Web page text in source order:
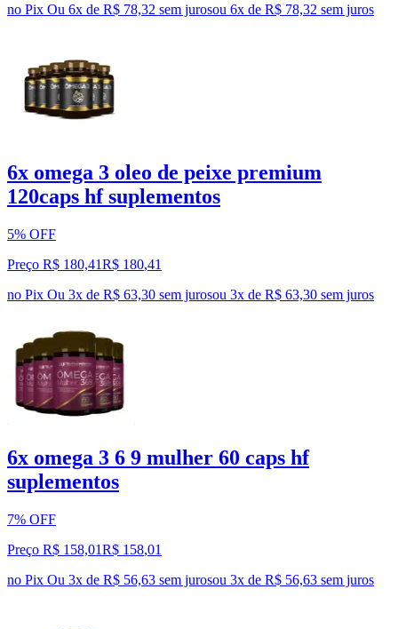
no Pix Ou 6x de R$ 78,32 sem jurosou 6x de R$ 78,32 sem juros
6x omega 3 oleo de peixe premium
120caps hf suplementos
5% OFF
Preço R$ 180,41R$ 180,41
no Pix Ou 3x de R$ 63,30 sem jurosou 3x de R$ 63,30 sem juros
6x omega 3 6 9 mulher 60 caps hf
suplementos
7% OFF
Preço R$ 158,01R$ 158,01
no Pix Ou 3x de R$ 56,63 sem jurosou 3x de R$ 56,63 sem juros